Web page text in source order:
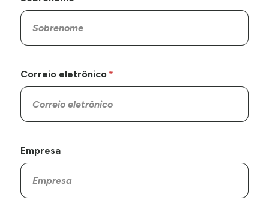
Correio eletrônico
Empresa